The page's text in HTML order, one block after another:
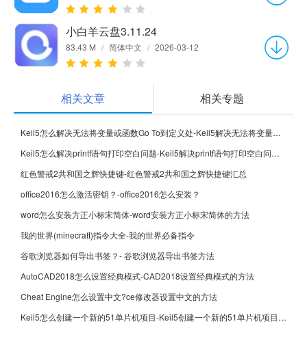
小白羊云盘3.11.24
83.43 M / 简体中文 / 2026-03-12
相关文章 相关专题
Keil5怎么解决无法将变量或函数Go To到定义处-Keil5解决无法将变量或函数Go To到定义处的方法
Keil5怎么解决printf语句打印空白问题-Keil5解决printf语句打印空白问题的方法
红色警戒2共和国之辉快捷键-红色警戒2共和国之辉快捷键汇总
office2016怎么激活密钥？-office2016怎么安装？
word怎么安装方正小标宋简体-word安装方正小标宋简体的方法
我的世界(minecraft)指令大全-我的世界必备指令
谷歌浏览器如何导出书签？- 谷歌浏览器导出书签方法
AutoCAD2018怎么设置经典模式-CAD2018设置经典模式的方法
Cheat Engine怎么设置中文?ce修改器设置中文的方法
Keil5怎么创建一个新的51单片机项目-Keil5创建一个新的51单片机项目的方法